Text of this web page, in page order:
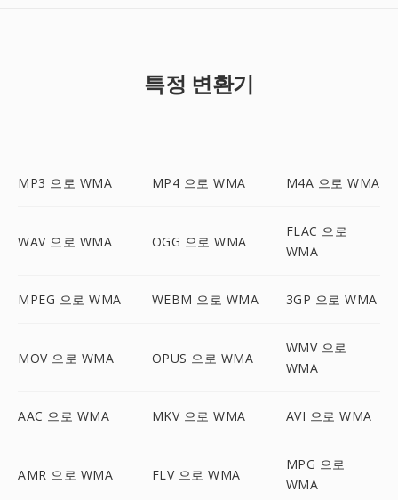
특정 변환기
MP3 으로 WMA MP4 으로 WMA M4A 으로 WMA
WAV 으로 WMA OGG 으로 WMA
FLAC 으로
WMA
MPEG 으로 WMA WEBM 으로 WMA 3GP 으로 WMA
MOV 으로 WMA OPUS 으로 WMA
WMV 으로
WMA
AAC 으로 WMA MKV 으로 WMA AVI 으로 WMA
AMR 으로 WMA FLV 으로 WMA
MPG 으로
WMA